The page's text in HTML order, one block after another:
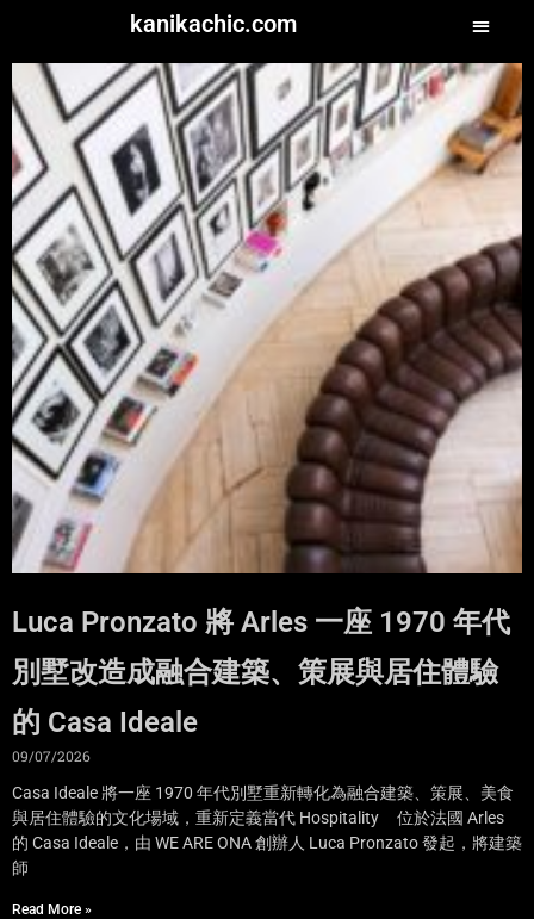
kanikachic.com
Luca Pronzato 將 Arles 一座 1970 年代
別墅改造成融合建築、策展與居住體驗
的 Casa Ideale
09/07/2026
Casa Ideale 將一座 1970 年代別墅重新轉化為融合建築、策展、美食
與居住體驗的文化場域，重新定義當代 Hospitality 位於法國 Arles
的 Casa Ideale，由 WE ARE ONA 創辦人 Luca Pronzato 發起，將建築
師
Read More »